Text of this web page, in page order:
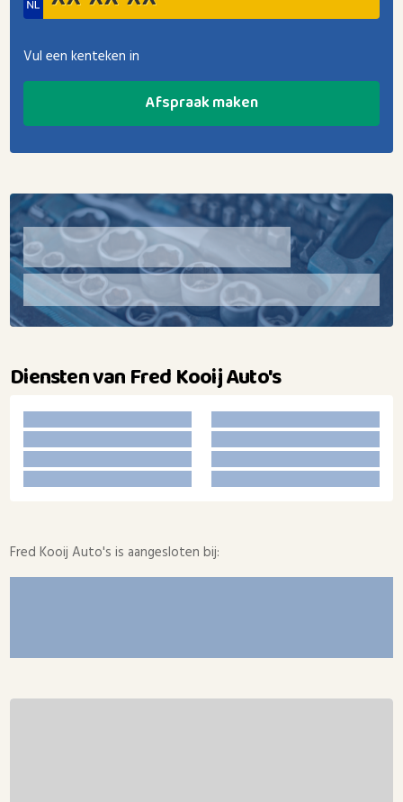
Vul een kenteken in
Afspraak maken
Diensten van Fred Kooij Auto's
Fred Kooij Auto's is aangesloten bij: